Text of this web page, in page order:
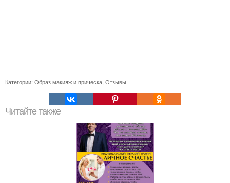
Категории: Образ макияж и прическа, Отзывы
Читайте также